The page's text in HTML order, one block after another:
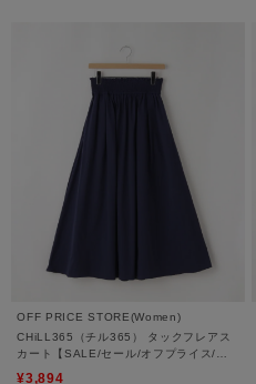
OFF PRICE STORE(Women)
CHiLL365（チル365） タックフレアス
カート【SALE/セール/オフプライス/カ
¥3,894